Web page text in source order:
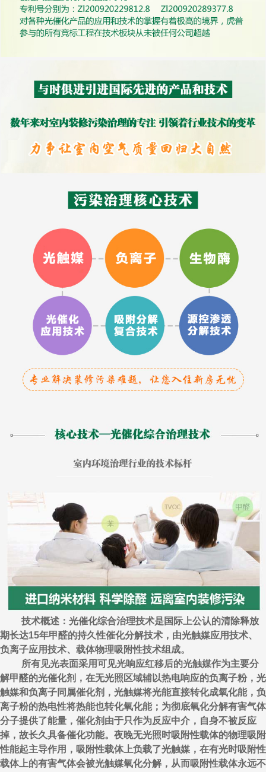
技术概述：光催化综合治理技术是国际上公认的清除释放
期长达15年甲醛的持久性催化分解技术，由光触媒应用技术、
负离子应用技术、载体物理吸附性技术组成。
所有见光表面采用可见光响应红移后的光触媒作为主要分
解甲醛的光催化剂，在无光照区域辅以热电响应的负离子粉，光
触媒和负离子同属催化剂，光触媒将光能直接转化成氧化能，负
离子粉的热电性将热能也转化氧化能；为彻底氧化分解有害气体
分子提供了能量，催化剂由于只作为反应中介，自身不被反应
掉，故长久具备催化功能。夜晚无光照时吸附性载体的物理吸附
性能起主导作用，吸附性载体上负载了光触媒，在有光时吸附性
载体上的有害气体会被光触媒氧化分解，从而吸附性载体永远不